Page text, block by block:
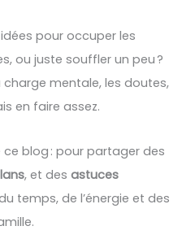
pour occuper les
ou juste souffler un peu ?
charge mentale, les doutes,
en faire assez.
ce blog : pour partager des
, et des astuces
temps, de l’énergie et des